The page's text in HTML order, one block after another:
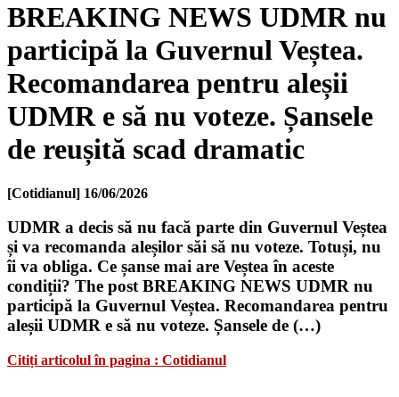
BREAKING NEWS UDMR nu
participă la Guvernul Veștea.
Recomandarea pentru aleșii
UDMR e să nu voteze. Șansele
de reușită scad dramatic
[Cotidianul] 16/06/2026
UDMR a decis să nu facă parte din Guvernul Veștea
și va recomanda aleșilor săi să nu voteze. Totuși, nu
îi va obliga. Ce șanse mai are Veștea în aceste
condiții? The post BREAKING NEWS UDMR nu
participă la Guvernul Veștea. Recomandarea pentru
aleșii UDMR e să nu voteze. Șansele de (…)
Citiți articolul în pagina : Cotidianul